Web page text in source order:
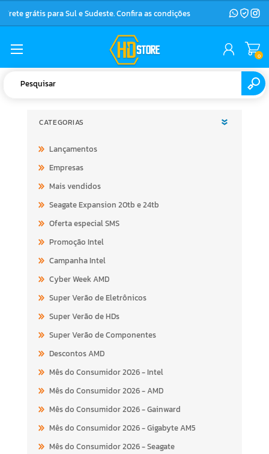
Frete grátis para Sul e Sudeste. Confira as condições
0
CATEGORIAS
Lançamentos
Empresas
Mais vendidos
Seagate Expansion 20tb e 24tb
Oferta especial SMS
Promoção Intel
Campanha Intel
Cyber Week AMD
Super Verão de Eletrônicos
Super Verão de HDs
Super Verão de Componentes
Descontos AMD
Mês do Consumidor 2026 - Intel
Mês do Consumidor 2026 - AMD
Mês do Consumidor 2026 - Gainward
Mês do Consumidor 2026 - Gigabyte AM5
Mês do Consumidor 2026 - Seagate